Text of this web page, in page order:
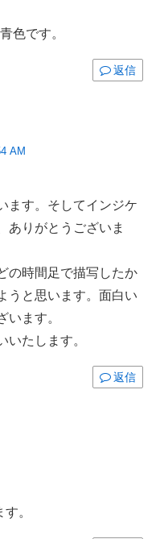
色です。
返信
AM
ます。そしてインジケ
ありがとうございま
の時間足で描写したか
うと思います。面白い
います。
いたします。
返信
。